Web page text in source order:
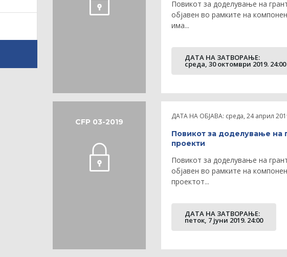
Повикот за доделување на
објавен во рамките на
има...
ДАТА НА ЗАТВOРАЊЕ:
среда, 30 октомври 2019. 24:00
CFP 03-2019
ДАТА НА ОБЈАВА: среда, 24 април
Повикот за доделување на
проекти
Повикот за доделување на
објавен во рамките на
проектот...
ДАТА НА ЗАТВOРАЊЕ:
петок, 7 јуни 2019. 24:00